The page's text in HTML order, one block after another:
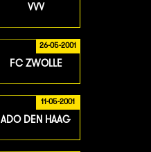
VVV
26-05-2001
FC ZWOLLE
11-05-2001
ADO DEN HAAG